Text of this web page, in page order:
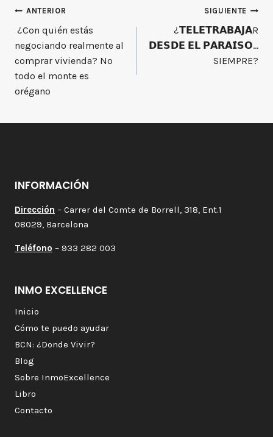
Navegación
de
entradas
ANTERIOR
¿Con quién estás
negociando realmente al
comprar vivienda? No
todo el monte es
orégano
SIGUIENTE
¿𝗧𝗘𝗟𝗘𝗧𝗥𝗔𝗕𝗔𝗝𝗔R
𝗗𝗘𝗦𝗗𝗘 𝗘𝗟 𝗣𝗔𝗥𝗔𝗜́𝗦𝗢…
SIEMPRE?⁣
INFORMACIÓN
Dirección – Carrer del Comte de Borrell, 318, Ent.1
08029, Barcelona
Teléfono – 933 282 003
INMO EXCELLENCE
Inicio
Cómo te puedo ayudar
BCN: ¿Donde Vivir?
Blog
Sobre InmoExcellence
Libro
Contacto